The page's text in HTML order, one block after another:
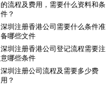
的流程及费用，需要什么资料和条
件？
深圳注册香港公司需要什么条件准
备哪些文件
深圳注册香港公司登记流程需要注
意哪些条件
深圳注册公司流程及需要多少费
用？